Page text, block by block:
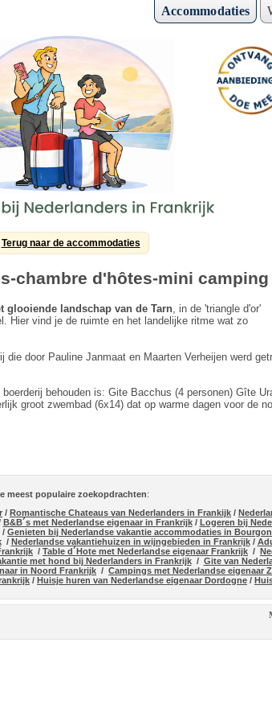
Accommodaties
Terug naar de accommodaties
chambre d'hôtes-mini
glooiende landschap van de Tarn, in de 'triangle d'or'
Hier vind je de ruimte en het landelijke ritme wat zo
die door Pauline Janmaat en Maarten Verheijen werd
behouden is: Gite Bacchus (4 personen) Gîte
groot zwembad (6x14) dat op warme dagen voor de
meest populaire zoekopdrachten:
/ Romantische Chateaus van Nederlanders in Frankijk /
B&B´s met Nederlandse eigenaar in Frankrijk/ Logeren bij
/ Genieten bij Nederlandse vakantie accommodaties in
/ Nederlandse vakantiehuizen in wijngebieden in Frankrijk/
/ Table d´Hote met Nederlandse eigenaar Frankrijk /
met hond bij Nederlanders in Frankrijk/ Gite van
in Noord Frankrijk / Campings met Nederlandse eigenaar
/ Huisje huren van Nederlandse eigenaar Dordogne /